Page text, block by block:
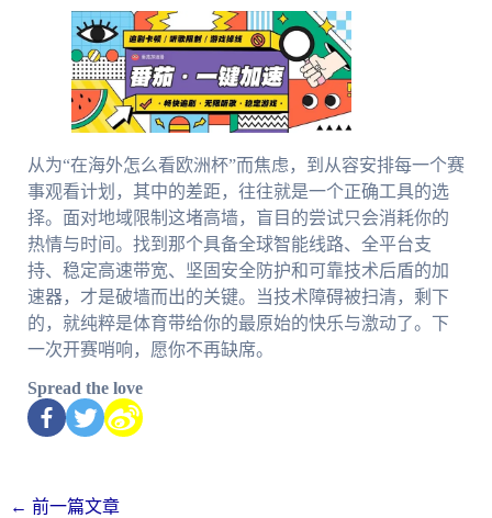
从为“在海外怎么看欧洲杯”而焦虑，到从容安排每一个赛
事观看计划，其中的差距，往往就是一个正确工具的选
择。面对地域限制这堵高墙，盲目的尝试只会消耗你的
热情与时间。找到那个具备全球智能线路、全平台支
持、稳定高速带宽、坚固安全防护和可靠技术后盾的加
速器，才是破墙而出的关键。当技术障碍被扫清，剩下
的，就纯粹是体育带给你的最原始的快乐与激动了。下
一次开赛哨响，愿你不再缺席。
Spread the love
← 前一篇文章